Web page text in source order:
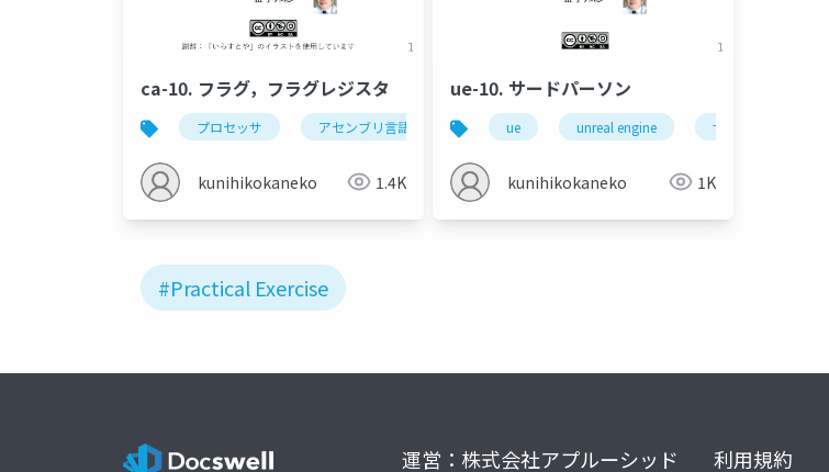
ca-10. フラグ，フラグレジスタ
プロセッサ アセンブリ言語 フラグ フラグレジスタ
kunihikokaneko 1.4K
ue-10. サードパーソン
ue unreal engine サードパーソン
kunihikokaneko 1K
#Practical Exercise
運営：株式会社アプルーシッド 利用規約